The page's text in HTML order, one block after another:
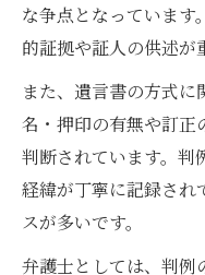
な争点となっています
的証拠や証人の供述が
また、遺言書の方式
名・押印の有無や訂正
判断されています。判
経緯が丁寧に記録され
スが多いです。
弁護士としては、判例